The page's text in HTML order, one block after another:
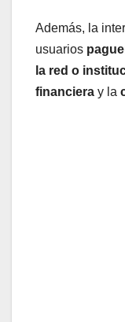
Además, la
usuarios
la red o
financiera y la